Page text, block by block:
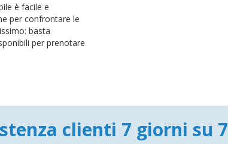
è facile e
per confrontare le
basta
per prenotare
clienti 7 giorni su 7